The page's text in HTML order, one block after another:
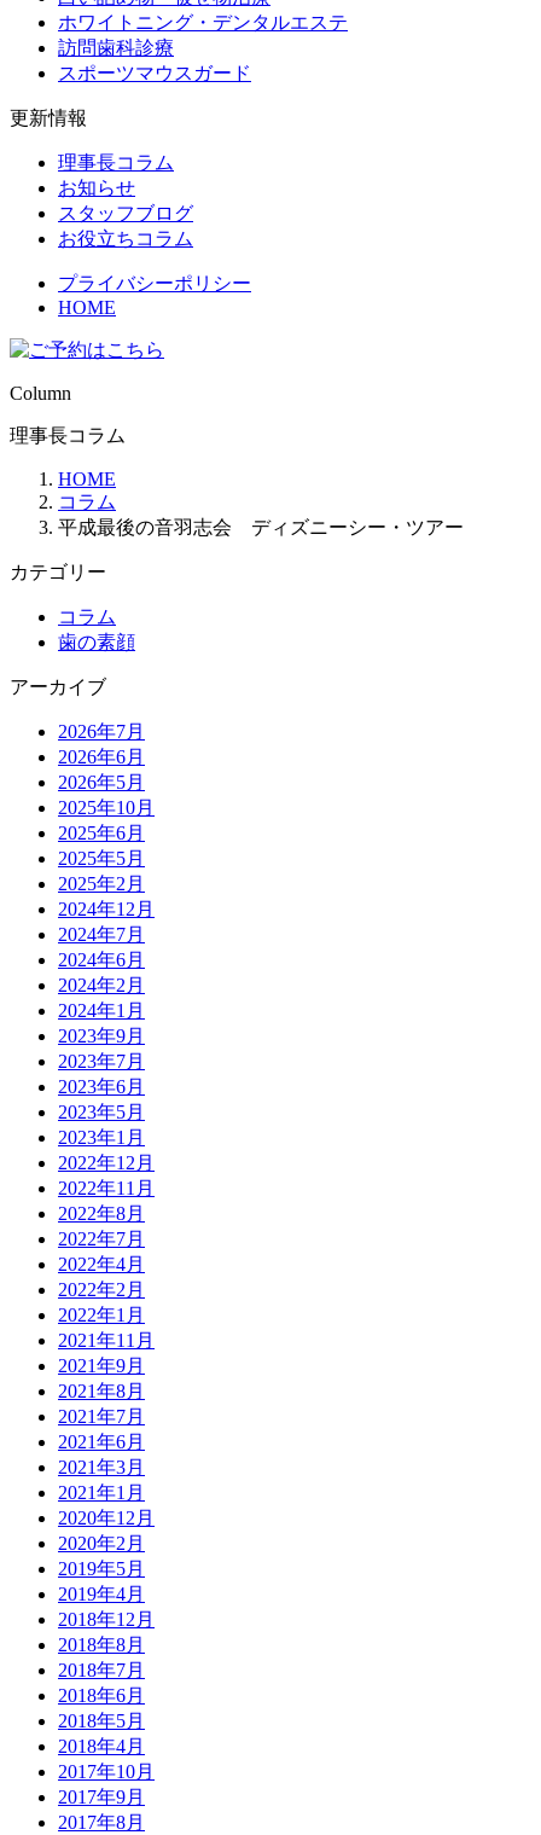
ホワイトニング・デンタルエステ
訪問歯科診療
スポーツマウスガード
更新情報
理事長コラム
お知らせ
スタッフブログ
お役立ちコラム
プライバシーポリシー
HOME
Column
理事長コラム
HOME
コラム
平成最後の音羽志会 ディズニーシー・ツアー
カテゴリー
コラム
歯の素顔
アーカイブ
2026年7月
2026年6月
2026年5月
2025年10月
2025年6月
2025年5月
2025年2月
2024年12月
2024年7月
2024年6月
2024年2月
2024年1月
2023年9月
2023年7月
2023年6月
2023年5月
2023年1月
2022年12月
2022年11月
2022年8月
2022年7月
2022年4月
2022年2月
2022年1月
2021年11月
2021年9月
2021年8月
2021年7月
2021年6月
2021年3月
2021年1月
2020年12月
2020年2月
2019年5月
2019年4月
2018年12月
2018年8月
2018年7月
2018年6月
2018年5月
2018年4月
2017年10月
2017年9月
2017年8月